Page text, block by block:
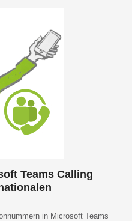
Teams Calling
in Microsoft Teams